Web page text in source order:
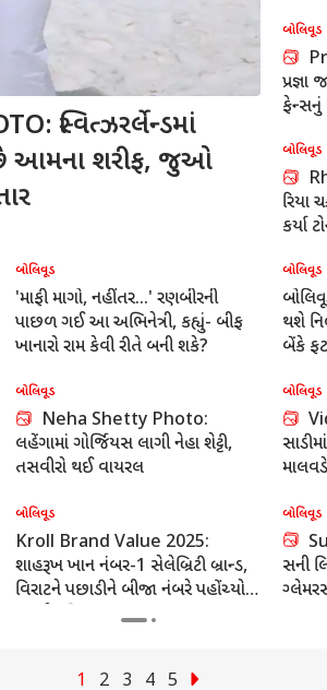
સ્વિત્ઝરર્લેન્ડમાં
છે આમના શરીફ, જુઓ
બોલિવૂડ
ફેન્સનું
બોલિવૂડ
રિયા
કર્યા
બોલિવૂડ
Prakriti Pavani PHOTO:
પ્રકૃતિ પાવનીએ જીન્સને આપ્યા ગ્લેમરસ
પોઝ, જુઓ તસવીરો
બોલિવૂડ
પોઝ,
બોલિવૂડ
Monalisa PHOTO: બોડીકોન
ગાઉનમાં મોનાલિસાએ ફ્લોન્ટ કર્યું
પરફેક્ટ ફિગર, જુઓ તસવીરો
બોલિવૂડ
બોલિવૂડ
Bollywood: કોણ છે કનિકા કપૂર
? સની દેઓલની ફિલ્મ 'બંટવારા 1947'
થી છે ચર્ચામાં
બોલિવૂડ
1 2 3 4 5